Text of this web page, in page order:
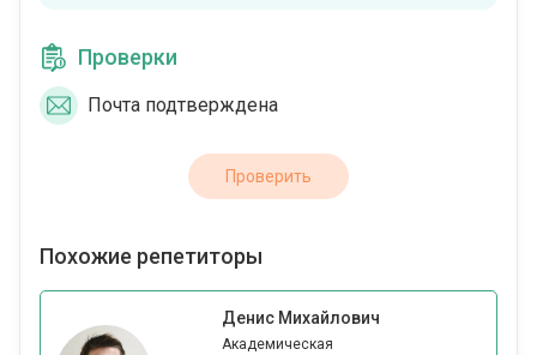
Проверки
Почта подтверждена
Проверить
Похожие репетиторы
Денис Михайлович
Академическая